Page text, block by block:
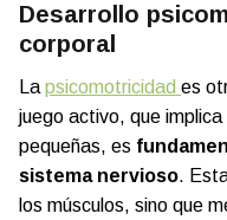
Desarrollo
corporal
La psicomotricidad es
juego activo, que
pequeñas, es
sistema nervioso.
los músculos, sino que